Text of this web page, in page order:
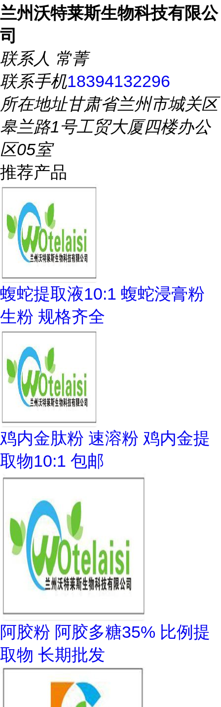
兰州沃特莱斯生物科技有限公
司
联系人 常菁
联系手机18394132296
所在地址甘肃省兰州市城关区
皋兰路1号工贸大厦四楼办公
区05室
推荐产品
蝮蛇提取液10:1 蝮蛇浸膏粉
生粉 规格齐全
鸡内金肽粉 速溶粉 鸡内金提
取物10:1 包邮
阿胶粉 阿胶多糖35% 比例提
取物 长期批发